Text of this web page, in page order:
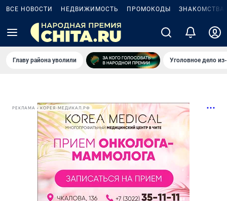
ВСЕ НОВОСТИ НЕДВИЖИМОСТЬ ПРОМОКОДЫ ЗНАКОМСТВА
Главу района уволили Уголовное дело
РЕКЛАМА • КОРЕЯ-МЕДИКАЛ.РФ